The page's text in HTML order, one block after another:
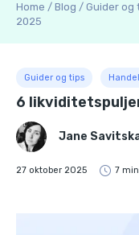
Home / Blog / Guider og
2025
Guider og tips
6
Jane
27 oktober 2025 7